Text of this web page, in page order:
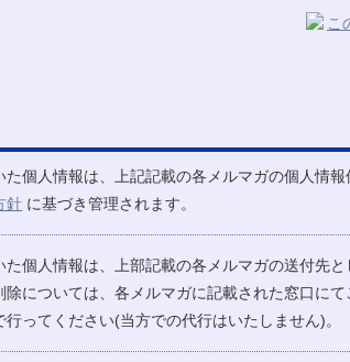
た個人情報は、上記記載の各メルマガの個人情
針 に基づき管理されます。
た個人情報は、上部記載の各メルマガの送付先
除については、各メルマガに記載された窓口に
行ってください(当方での代行はいたしません)。